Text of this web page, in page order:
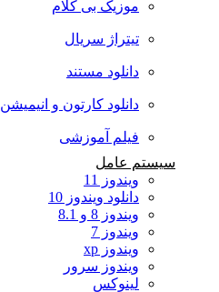
موزیک بی کلام
تیتراژ سریال
دانلود مستند
دانلود کارتون و انیمیشن
فیلم آموزشی
سیستم عامل
ویندوز 11
دانلود ویندوز 10
ویندوز 8 و 8.1
ویندوز 7
ویندوز xp
ویندوز سرور
لینوکس